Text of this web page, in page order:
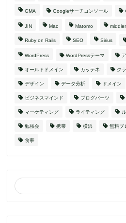
GMA Googleサーチコンソール
JIN Mac Matomo
Ruby on Rails SEO Sirius
WordPress WordPressテーマ
オールドドメイン カッテネ ク
デザイン データ分析 ドメイン
ビジネスマインド ブログパーツ
マーケティング ライティング
勉強会 携帯 横浜 無料ブ
食事